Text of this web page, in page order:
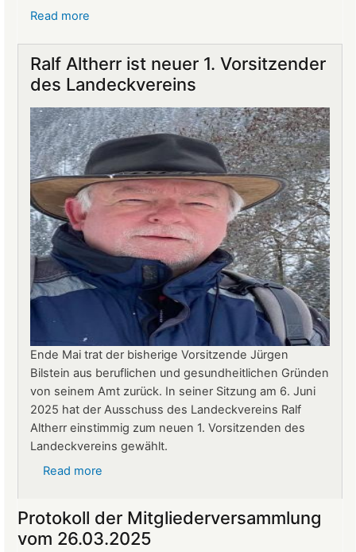
Read more
Burg
Landeck:
Jürgen
Stern
neuer
Betriebsleiter
Ralf Altherr ist neuer 1. Vorsitzender
des Landeckvereins
Ende Mai trat der bisherige Vorsitzende Jürgen
Bilstein aus beruflichen und gesundheitlichen Gründen
von seinem Amt zurück. In seiner Sitzung am 6. Juni
2025 hat der Ausschuss des Landeckvereins Ralf
Altherr einstimmig zum neuen 1. Vorsitzenden des
Landeckvereins gewählt.
Read more
ist
neuer
Protokoll der Mitgliederversammlung
vom 26.03.2025